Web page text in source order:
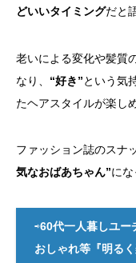
どいいタイミングだと
老いによる変化や髪質
なり、 “好き”という気
たヘアスタイルが楽し
ファッション誌のスナ
気なおばあちゃん”にな
⇨60代一人暮しユー
おしゃれ等『明る